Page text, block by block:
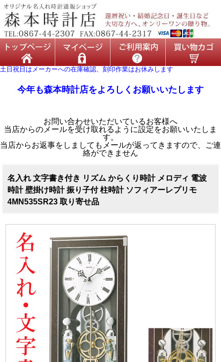
土日祝日はメーカーへの在庫確認、刻印作業はお休みします
今年も森本時計店をよろしくお願いいたします
お問い合わせいただいているお客様へ
当店からのメールを受け取れるように設定をお願いいたしま
す。
当店からお返事をしましてもメールが返ってきますので、ご連
絡ができません
名入れ 文字書き付き リズム からくり時計 メロディ 電波
時計 壁掛け時計 振り子付 柱時計 ソフィアーレプリモ
4MN535SR23 取り寄せ品